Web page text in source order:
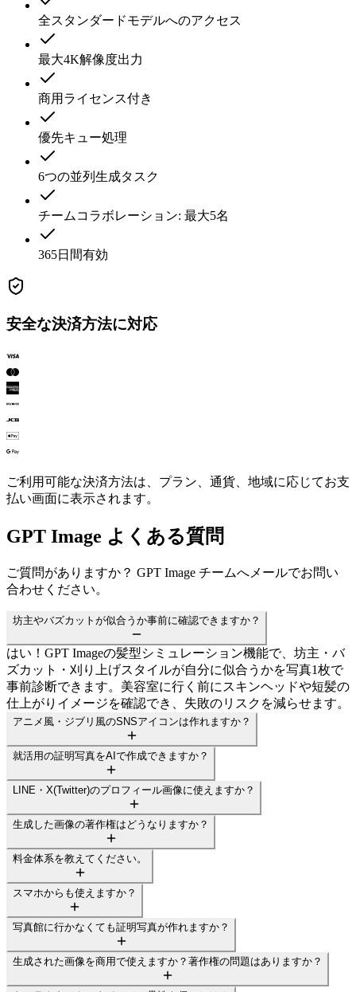
全スタンダードモデルへのアクセス
最大4K解像度出力
商用ライセンス付き
優先キュー処理
6つの並列生成タスク
チームコラボレーション: 最大5名
365日間有効
安全な決済方法に対応
ご利用可能な決済方法は、プラン、通貨、地域に応じてお支
払い画面に表示されます。
GPT Image よくある質問
ご質問がありますか？ GPT Image チームへメールでお問い
合わせください。
坊主やバズカットが似合うか事前に確認できますか？
はい！GPT Imageの髪型シミュレーション機能で、坊主・バ
ズカット・刈り上げスタイルが自分に似合うかを写真1枚で
事前診断できます。美容室に行く前にスキンヘッドや短髪の
仕上がりイメージを確認でき、失敗のリスクを減らせます。
アニメ風・ジブリ風のSNSアイコンは作れますか？
就活用の証明写真をAIで作成できますか？
LINE・X(Twitter)のプロフィール画像に使えますか？
生成した画像の著作権はどうなりますか？
料金体系を教えてください。
スマホからも使えますか？
写真館に行かなくても証明写真が作れますか？
生成された画像を商用で使えますか？著作権の問題はありますか？